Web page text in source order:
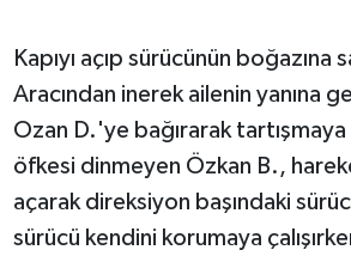
Kapıyı açıp sürücünün boğazına
Aracından inerek ailenin yanına
Ozan D.'ye bağırarak
öfkesi dinmeyen Özkan B.,
açarak direksiyon başındaki
sürücü kendini korumaya